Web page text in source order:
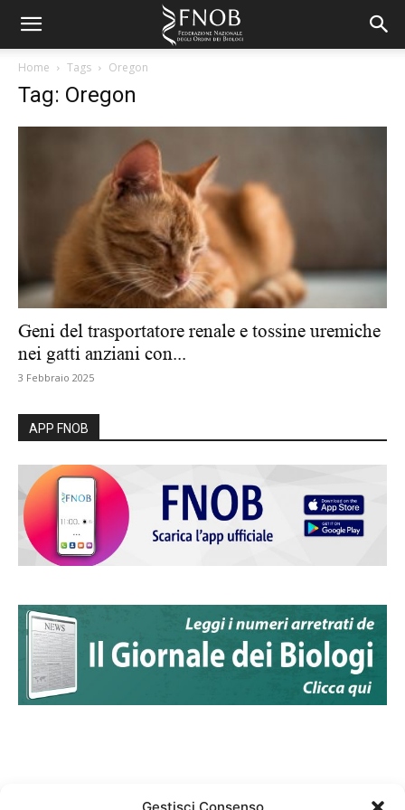
Home Tags Oregon
Tag: Oregon
Geni del trasportatore renale e tossine uremiche
nei gatti anziani con...
3 Febbraio 2025
APP FNOB